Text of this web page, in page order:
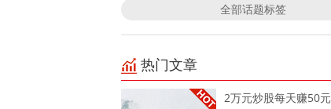
全部话题标签
热门文章
2万元炒股每天赚50